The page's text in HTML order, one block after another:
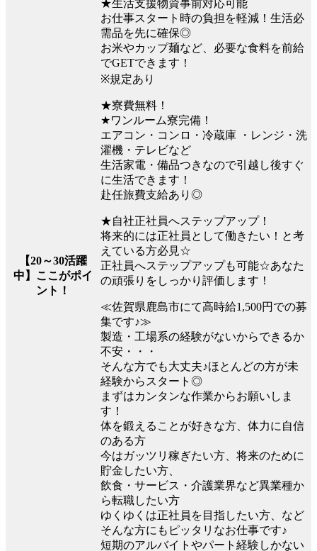
【20～30活躍
中】ここがポイ
ント！
★生活支援物資事前対応可能
お仕事スタート時の負担を軽減！生活必
需品を先に確保◎
お米やカップ麺など、必要な食料を前給
でGETできます！
※規定あり
★寮費無料！
★ワンルーム寮完備！
エアコン・コンロ・冷蔵庫 ・レンジ・洗
濯機・テレビなど
生活家電・備品つきなので引越し後すぐ
に生活できます！
赴任旅費支給あり◎
★自社正社員へステップアップ！
将来的には正社員として働きたい！と考
えている方必見☆
正社員へステップアップも可能☆あなた
の頑張りをしっかり評価します！
≪佐賀県鹿島市にて高時給1,500円での募
集です♪≫
製造・工場系の経験がないからできるか
不安・・・
そんな方でも大丈夫♪ほとんどの方が未
経験からスタート◎
まずはカンタンな作業からお願いしま
す！
体を鍛えることが好きな方、体力に自信
のある方
今はガッツリ稼ぎたい方、将来のために
貯金したい方、
飲食・サービス・介護業界など異業種か
ら転職したい方
ゆくゆくは正社員を目指したい方、など
そんな方にもピッタリなお仕事です♪
短期のアルバイトやパート経験しかない